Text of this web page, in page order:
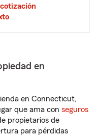
en
en Connecticut,
que ama con seguros
propietarios de
para pérdidas